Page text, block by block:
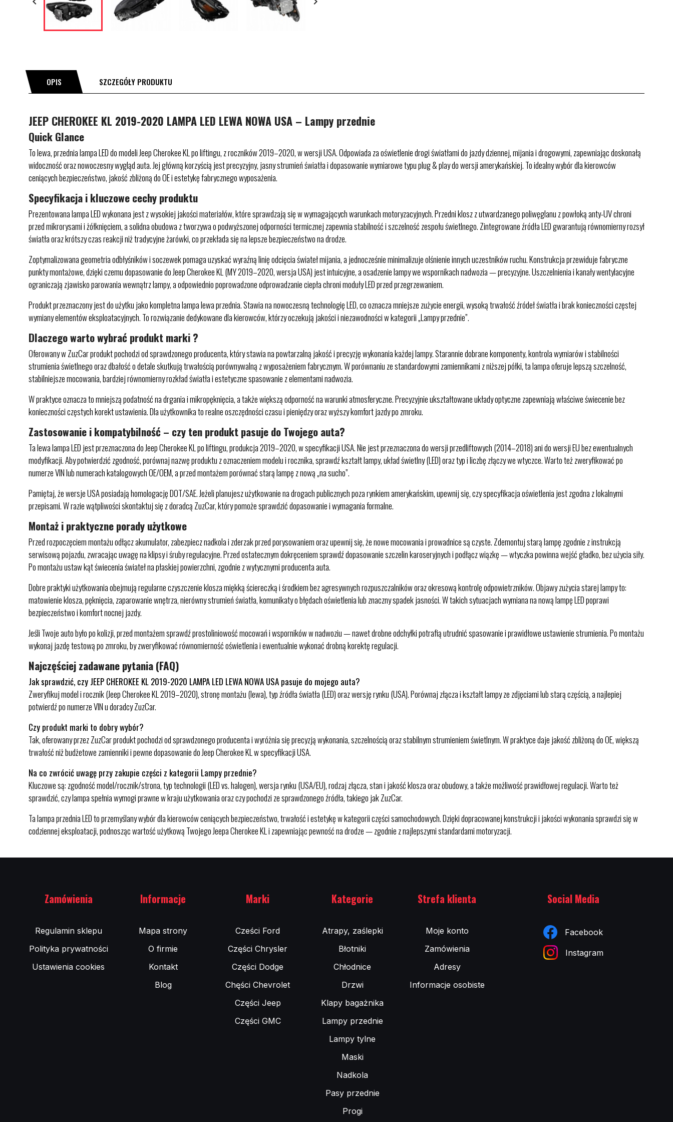
OPIS SZCZEGÓŁY PRODUKTU
JEEP CHEROKEE KL 2019-2020 LAMPA LED LEWA NOWA USA – Lampy przednie
Quick Glance
To lewa, przednia lampa LED do modeli Jeep Cherokee KL po liftingu, z roczników 2019–2020, w wersji USA. Odpowiada za oświetlenie drogi światłami do jazdy dziennej, mijania i drogowymi, zapewniając doskonałą
widoczność oraz nowoczesny wygląd auta. Jej główną korzyścią jest precyzyjny, jasny strumień światła i dopasowanie wymiarowe typu plug & play do wersji amerykańskiej. To idealny wybór dla kierowców
ceniących bezpieczeństwo, jakość zbliżoną do OE i estetykę fabrycznego wyposażenia.
Specyfikacja i kluczowe cechy produktu
Prezentowana lampa LED wykonana jest z wysokiej jakości materiałów, które sprawdzają się w wymagających warunkach motoryzacyjnych. Przedni klosz z utwardzanego poliwęglanu z powłoką anty-UV chroni
przed mikrorysami i żółknięciem, a solidna obudowa z tworzywa o podwyższonej odporności termicznej zapewnia stabilność i szczelność zespołu świetlnego. Zintegrowane źródła LED gwarantują równomierny rozsył
światła oraz krótszy czas reakcji niż tradycyjne żarówki, co przekłada się na lepsze bezpieczeństwo na drodze.
Zoptymalizowana geometria odbłyśników i soczewek pomaga uzyskać wyraźną linię odcięcia świateł mijania, a jednocześnie minimalizuje olśnienie innych uczestników ruchu. Konstrukcja przewiduje fabryczne
punkty montażowe, dzięki czemu dopasowanie do Jeep Cherokee KL (MY 2019–2020, wersja USA) jest intuicyjne, a osadzenie lampy we wspornikach nadwozia — precyzyjne. Uszczelnienia i kanały wentylacyjne
ograniczają zjawisko parowania wewnątrz lampy, a odpowiednio poprowadzone odprowadzanie ciepła chroni moduły LED przed przegrzewaniem.
Produkt przeznaczony jest do użytku jako kompletna lampa lewa przednia. Stawia na nowoczesną technologię LED, co oznacza mniejsze zużycie energii, wysoką trwałość źródeł światła i brak konieczności częstej
wymiany elementów eksploatacyjnych. To rozwiązanie dedykowane dla kierowców, którzy oczekują jakości i niezawodności w kategorii „Lampy przednie”.
Dlaczego warto wybrać produkt marki ?
Oferowany w ZuzCar produkt pochodzi od sprawdzonego producenta, który stawia na powtarzalną jakość i precyzję wykonania każdej lampy. Starannie dobrane komponenty, kontrola wymiarów i stabilności
strumienia świetlnego oraz dbałość o detale skutkują trwałością porównywalną z wyposażeniem fabrycznym. W porównaniu ze standardowymi zamiennikami z niższej półki, ta lampa oferuje lepszą szczelność,
stabilniejsze mocowania, bardziej równomierny rozkład światła i estetyczne spasowanie z elementami nadwozia.
W praktyce oznacza to mniejszą podatność na drgania i mikropęknięcia, a także większą odporność na warunki atmosferyczne. Precyzyjnie ukształtowane układy optyczne zapewniają właściwe świecenie bez
konieczności częstych korekt ustawienia. Dla użytkownika to realne oszczędności czasu i pieniędzy oraz wyższy komfort jazdy po zmroku.
Zastosowanie i kompatybilność – czy ten produkt pasuje do Twojego auta?
Ta lewa lampa LED jest przeznaczona do Jeep Cherokee KL po liftingu, produkcja 2019–2020, w specyfikacji USA. Nie jest przeznaczona do wersji przedliftowych (2014–2018) ani do wersji EU bez ewentualnych
modyfikacji. Aby potwierdzić zgodność, porównaj nazwę produktu z oznaczeniem modelu i rocznika, sprawdź kształt lampy, układ świetlny (LED) oraz typ i liczbę złączy we wtyczce. Warto też zweryfikować po
numerze VIN lub numerach katalogowych OE/OEM, a przed montażem porównać starą lampę z nową „na sucho”.
Pamiętaj, że wersje USA posiadają homologację DOT/SAE. Jeżeli planujesz użytkowanie na drogach publicznych poza rynkiem amerykańskim, upewnij się, czy specyfikacja oświetlenia jest zgodna z lokalnymi
przepisami. W razie wątpliwości skontaktuj się z doradcą ZuzCar, który pomoże sprawdzić dopasowanie i wymagania formalne.
Montaż i praktyczne porady użytkowe
Przed rozpoczęciem montażu odłącz akumulator, zabezpiecz nadkola i zderzak przed porysowaniem oraz upewnij się, że nowe mocowania i prowadnice są czyste. Zdemontuj starą lampę zgodnie z instrukcją
serwisową pojazdu, zwracając uwagę na klipsy i śruby regulacyjne. Przed ostatecznym dokręceniem sprawdź dopasowanie szczelin karoseryjnych i podłącz wiązkę — wtyczka powinna wejść gładko, bez użycia siły.
Po montażu ustaw kąt świecenia świateł na płaskiej powierzchni, zgodnie z wytycznymi producenta auta.
Dobre praktyki użytkowania obejmują regularne czyszczenie klosza miękką ściereczką i środkiem bez agresywnych rozpuszczalników oraz okresową kontrolę odpowietrzników. Objawy zużycia starej lampy to:
matowienie klosza, pęknięcia, zaparowanie wnętrza, nierówny strumień światła, komunikaty o błędach oświetlenia lub znaczny spadek jasności. W takich sytuacjach wymiana na nową lampę LED poprawi
bezpieczeństwo i komfort nocnej jazdy.
Jeśli Twoje auto było po kolizji, przed montażem sprawdź prostoliniowość mocowań i wsporników w nadwoziu — nawet drobne odchyłki potrafią utrudnić spasowanie i prawidłowe ustawienie strumienia. Po montażu
wykonaj jazdę testową po zmroku, by zweryfikować równomierność oświetlenia i ewentualnie wykonać drobną korektę regulacji.
Najczęściej zadawane pytania (FAQ)
Jak sprawdzić, czy JEEP CHEROKEE KL 2019-2020 LAMPA LED LEWA NOWA USA pasuje do mojego auta?
Zweryfikuj model i rocznik (Jeep Cherokee KL 2019–2020), stronę montażu (lewa), typ źródła światła (LED) oraz wersję rynku (USA). Porównaj złącza i kształt lampy ze zdjęciami lub starą częścią, a najlepiej
potwierdź po numerze VIN u doradcy ZuzCar.
Czy produkt marki to dobry wybór?
Tak, oferowany przez ZuzCar produkt pochodzi od sprawdzonego producenta i wyróżnia się precyzją wykonania, szczelnością oraz stabilnym strumieniem świetlnym. W praktyce daje jakość zbliżoną do OE, większą
trwałość niż budżetowe zamienniki i pewne dopasowanie do Jeep Cherokee KL w specyfikacji USA.
Na co zwrócić uwagę przy zakupie części z kategorii Lampy przednie?
Kluczowe są: zgodność model/rocznik/strona, typ technologii (LED vs. halogen), wersja rynku (USA/EU), rodzaj złącza, stan i jakość klosza oraz obudowy, a także możliwość prawidłowej regulacji. Warto też
sprawdzić, czy lampa spełnia wymogi prawne w kraju użytkowania oraz czy pochodzi ze sprawdzonego źródła, takiego jak ZuzCar.
Ta lampa przednia LED to przemyślany wybór dla kierowców ceniących bezpieczeństwo, trwałość i estetykę w kategorii części samochodowych. Dzięki dopracowanej konstrukcji i jakości wykonania sprawdzi się w
codziennej eksploatacji, podnosząc wartość użytkową Twojego Jeepa Cherokee KL i zapewniając pewność na drodze — zgodnie z najlepszymi standardami motoryzacji.
Zamówienia
Regulamin sklepu
Polityka prywatności
Ustawienia cookies
Informacje
Mapa strony
O firmie
Kontakt
Blog
Marki
Cześci Ford
Części Chrysler
Części Dodge
Chęści Chevrolet
Części Jeep
Części GMC
Kategorie
Atrapy, zaślepki
Błotniki
Chłodnice
Drzwi
Klapy bagażnika
Lampy przednie
Lampy tylne
Maski
Nadkola
Pasy przednie
Progi
Strefa klienta
Moje konto
Zamówienia
Adresy
Informacje osobiste
Social Media
Facebook
Instagram